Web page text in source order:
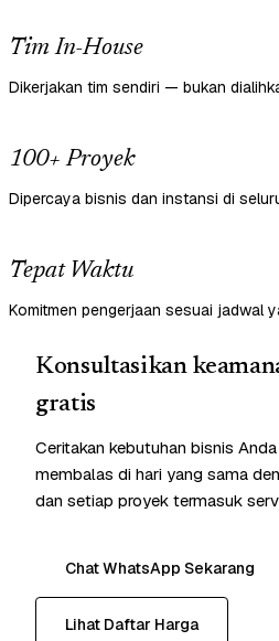
Tim In-House
Dikerjakan tim sendiri — bukan
100+ Proyek
Dipercaya bisnis dan instansi di
Tepat Waktu
Komitmen pengerjaan sesuai jadwal
Konsultasikan
gratis
Ceritakan kebutuhan bisnis
membalas di hari yang sama
dan setiap proyek termasuk
Chat WhatsApp Sekarang
Lihat Daftar Harga